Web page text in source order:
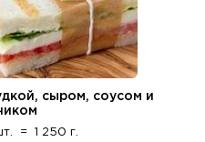
сыром, соусом и
= 1 250 г.